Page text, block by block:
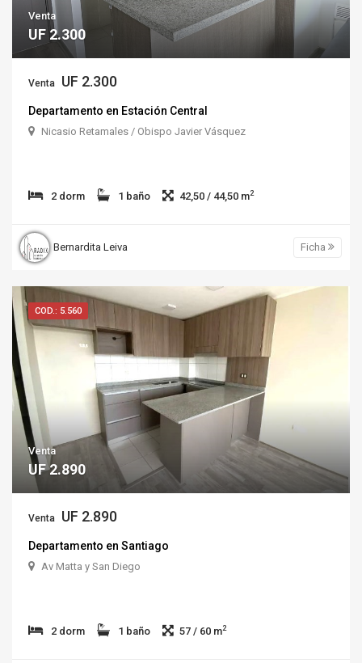
Venta
UF 2.300
Venta UF 2.300
Departamento en Estación Central
Nicasio Retamales / Obispo Javier Vásquez
2 dorm 1 baño 42,50 / 44,50 m2
Bernardita Leiva Ficha
COD.: 5.560
Venta
UF 2.890
Venta UF 2.890
Departamento en Santiago
Av Matta y San Diego
2 dorm 1 baño 57 / 60 m2